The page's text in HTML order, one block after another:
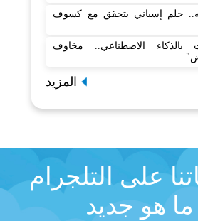
حلم إسباني يتحقق مع كسوف
بالذكاء الاصطناعي.. مخاوف
المزيد
على التلجرام
هو جديد